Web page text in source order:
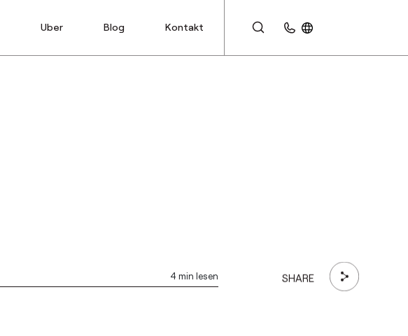
Uber Blog Kontakt
4 min lesen SHARE